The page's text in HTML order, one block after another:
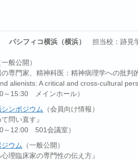
シフィコ横浜（横浜） 担当校：跡見
一般公開）
の専門家、精神科医：精神病理学への批判
alienists: A critical and cross-cultural
～15:30 メインホール）
ンポジウム
（会員向け情報）
問い直す』
～12:00 501会議室）
ウム
（一般公開）
理臨床家の専門性の伝え方』